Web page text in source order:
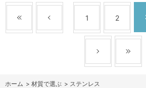
1 2
ホーム > 材質で選ぶ > ステンレス